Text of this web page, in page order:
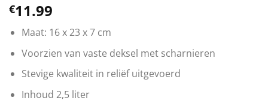
€11.99
Maat: 16 x 23 x 7 cm
Voorzien van vaste deksel met scharnieren
Stevige kwaliteit in reliëf uitgevoerd
Inhoud 2,5 liter